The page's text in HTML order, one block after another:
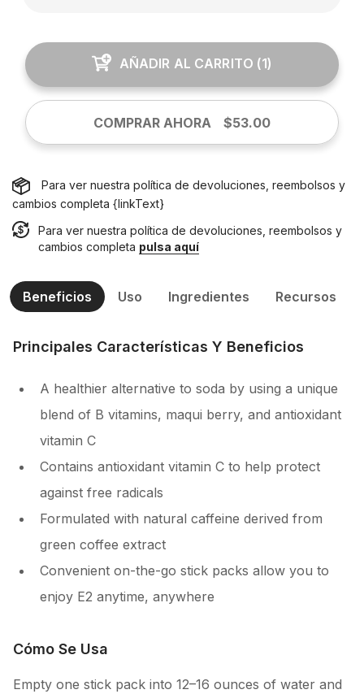
AÑADIR AL CARRITO (1)
COMPRAR AHORA $53.00
Para ver nuestra política de devoluciones, reembolsos y
cambios completa {linkText}
Para ver nuestra política de devoluciones, reembolsos y
cambios completa pulsa aquí
Beneficios Uso Ingredientes Recursos
Principales Características Y Beneficios
A healthier alternative to soda by using a unique
blend of B vitamins, maqui berry, and antioxidant
vitamin C
Contains antioxidant vitamin C to help protect
against free radicals
Formulated with natural caffeine derived from
green coffee extract
Convenient on-the-go stick packs allow you to
enjoy E2 anytime, anywhere
Cómo Se Usa
Empty one stick pack into 12–16 ounces of water and